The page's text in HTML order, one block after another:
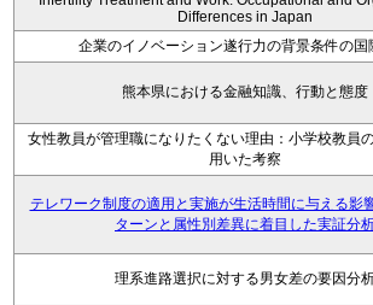
Differences in Japan
企業のイノベーション遂行力の背景条件の国
熊本県における金融知識、行動と態度
女性教員が管理職になりたくない理由：小学校教員
用いた考察
テレワーク制度の適用と実施が生活時間に与える影
ターンと属性別差異に着目した実証分
理系進路選択に対する男女差の要因分